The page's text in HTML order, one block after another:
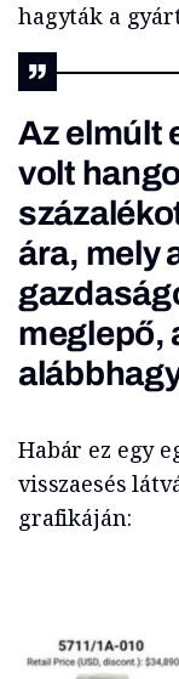
hagyták a
Az elmúlt
volt
ára, mely
meglepő,
Habár ez egy
visszaesés
grafikáján: